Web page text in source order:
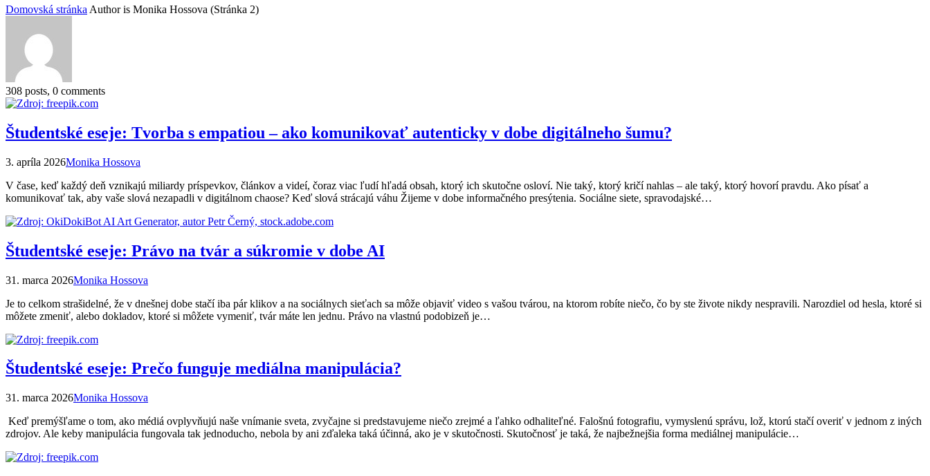
Domovská stránka Author is Monika Hossova (Stránka 2)
308 posts, 0 comments
Študentské eseje: Tvorba s empatiou – ako komunikovať autenticky v dobe digitálneho šumu?
3. apríla 2026Monika Hossova
V čase, keď každý deň vznikajú miliardy príspevkov, článkov a videí, čoraz viac ľudí hľadá obsah, ktorý ich skutočne osloví. Nie taký, ktorý kričí nahlas – ale taký, ktorý hovorí pravdu. Ako písať a
komunikovať tak, aby vaše slová nezapadli v digitálnom chaose? Keď slová strácajú váhu Žijeme v dobe informačného presýtenia. Sociálne siete, spravodajské…
Študentské eseje: Právo na tvár a súkromie v dobe AI
31. marca 2026Monika Hossova
Je to celkom strašidelné, že v dnešnej dobe stačí iba pár klikov a na sociálnych sieťach sa môže objaviť video s vašou tvárou, na ktorom robíte niečo, čo by ste živote nikdy nespravili. Narozdiel od hesla, ktoré si
môžete zmeniť, alebo dokladov, ktoré si môžete vymeniť, tvár máte len jednu. Právo na vlastnú podobizeň je…
Študentské eseje: Prečo funguje mediálna manipulácia?
31. marca 2026Monika Hossova
Keď premýšľame o tom, ako médiá ovplyvňujú naše vnímanie sveta, zvyčajne si predstavujeme niečo zrejmé a ľahko odhaliteľné. Falošnú fotografiu, vymyslenú správu, lož, ktorú stačí overiť v jednom z iných
zdrojov. Ale keby manipulácia fungovala tak jednoducho, nebola by ani zďaleka taká účinná, ako je v skutočnosti. Skutočnosť je taká, že najbežnejšia forma mediálnej manipulácie…